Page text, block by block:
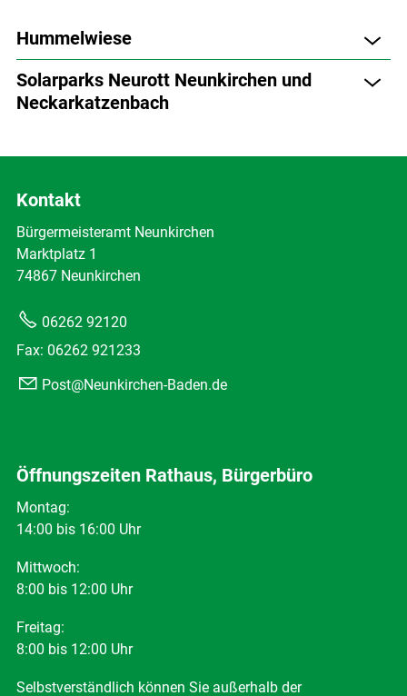
Hummelwiese
Solarparks Neurott Neunkirchen und
Neckarkatzenbach
Kontakt
Bürgermeisteramt Neunkirchen
Marktplatz 1
74867 Neunkirchen
06262 92120
Fax: 06262 921233
Post@Neunkirchen-Baden.de
Öffnungszeiten Rathaus, Bürgerbüro
Montag:
14:00 bis 16:00 Uhr
Mittwoch:
8:00 bis 12:00 Uhr
Freitag:
8:00 bis 12:00 Uhr
Selbstverständlich können Sie außerhalb der